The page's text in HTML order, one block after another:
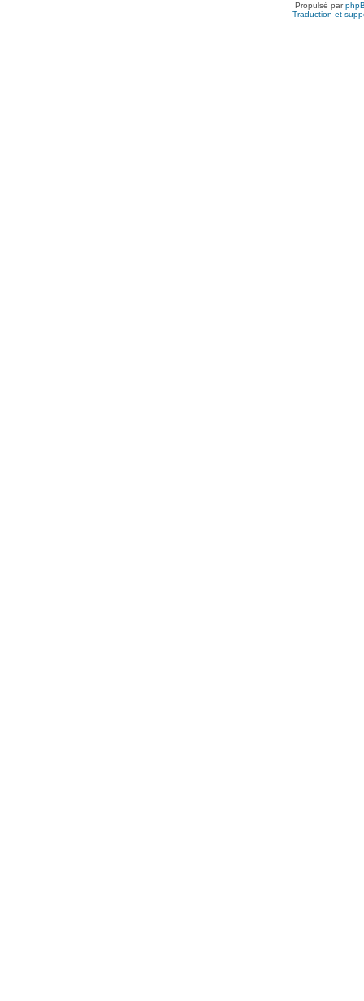
Propulsé par
Traduction et